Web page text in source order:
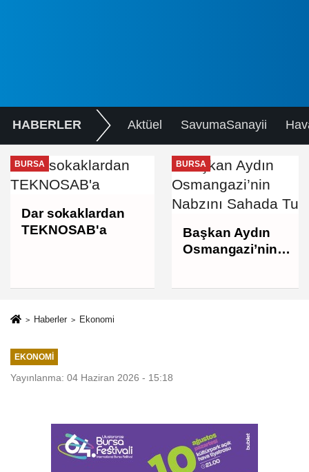
HABERLER Aktüel SavumaSanayii
BURSA
Dar sokaklardan
TEKNOSAB'a
BURSA
Başkan Aydın
Osmangazi’nin
Haberler Ekonomi
EKONOMI
Yayınlanma: 04 Haziran 2026 - 15:18